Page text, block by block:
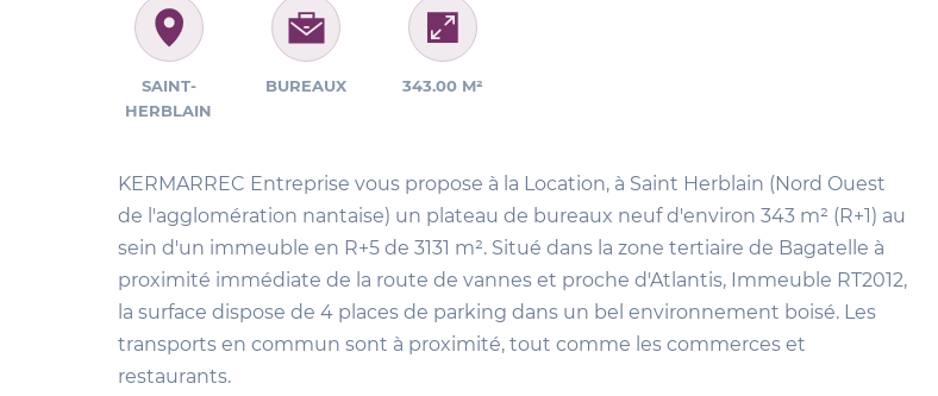
SAINT-
HERBLAIN
BUREAUX 343.00 M²
KERMARREC Entreprise vous propose à la Location, à Saint Herblain (Nord Ouest
de l'agglomération nantaise) un plateau de bureaux neuf d'environ 343 m² (R+1) au
sein d'un immeuble en R+5 de 3131 m². Situé dans la zone tertiaire de Bagatelle à
proximité immédiate de la route de vannes et proche d'Atlantis, Immeuble RT2012,
la surface dispose de 4 places de parking dans un bel environnement boisé. Les
transports en commun sont à proximité, tout comme les commerces et
restaurants.